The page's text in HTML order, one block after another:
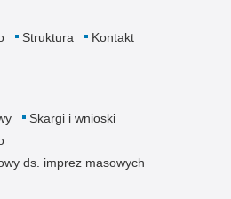
Struktura Kontakt
Skargi i wnioski
ds. imprez masowych